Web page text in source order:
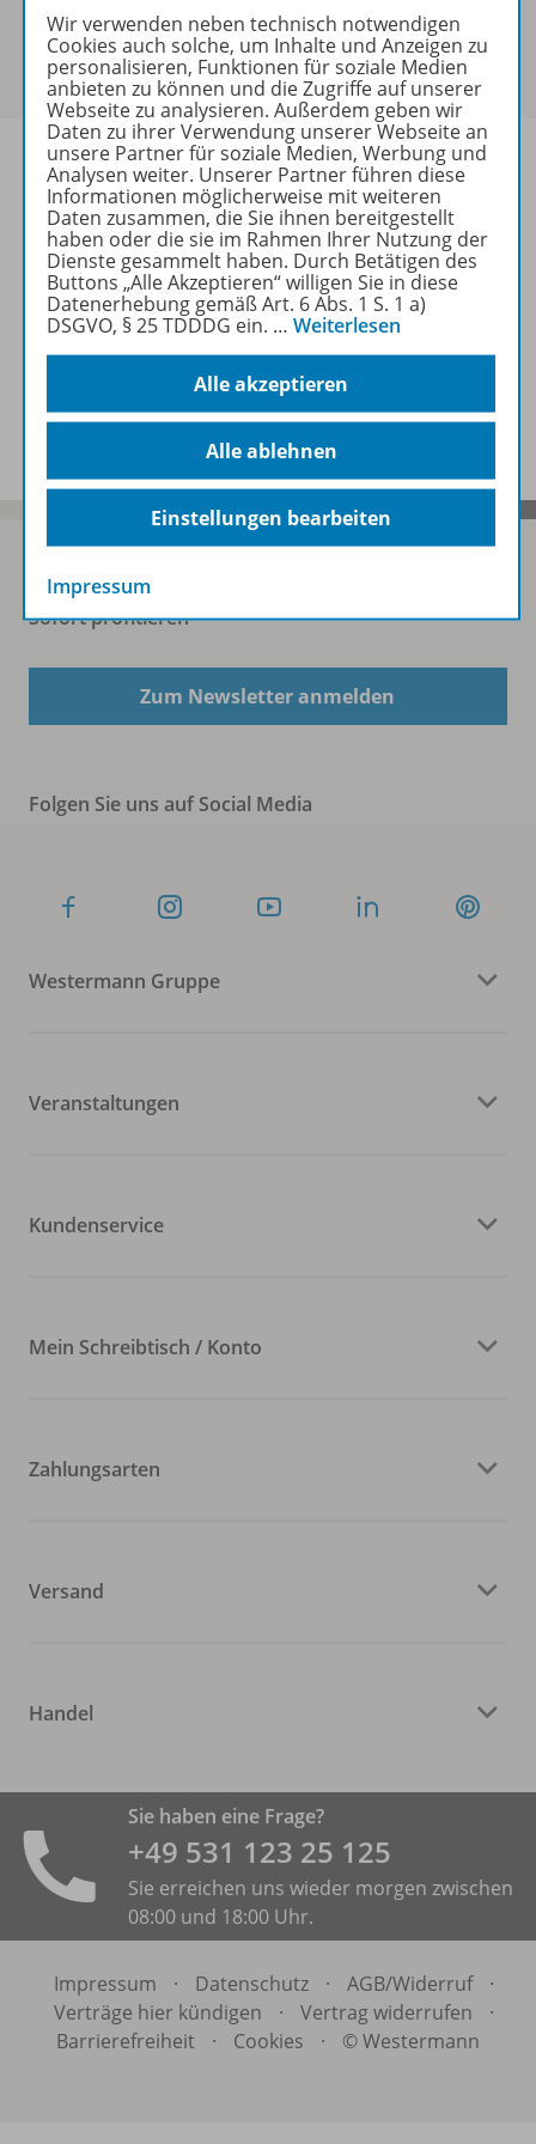
Sie haben ein passendesSpar-Paket?
Um den für Sie gültigen Preis zu sehen,melden Sie
sich bitte an.
Informationen
Weitere Inhalte der Ausgabe
Spar-Pakete
Sofort profitieren
Zum Newsletter anmelden
Folgen Sie uns auf Social Media
Westermann Gruppe
Veranstaltungen
Kundenservice
Mein Schreibtisch / Konto
Zahlungsarten
Versand
Handel
Sie haben eine Frage?
+49 531 ­123 25 125
Sie erreichen uns wieder morgen zwischen
08:00 und 18:00 Uhr.
Impressum · Datenschutz · AGB/Widerruf
·
Verträge hier kündigen
· Vertrag widerrufen
·
Barrierefreiheit
· Cookies · © Westermann
Wir verwenden neben technisch notwendigen
Cookies auch solche, um Inhalte und Anzeigen zu
personalisieren, Funktionen für soziale Medien
anbieten zu können und die Zugriffe auf unserer
Webseite zu analysieren. Außerdem geben wir
Daten zu ihrer Verwendung unserer Webseite an
unsere Partner für soziale Medien, Werbung und
Analysen weiter. Unserer Partner führen diese
Informationen möglicherweise mit weiteren
Daten zusammen, die Sie ihnen bereitgestellt
haben oder die sie im Rahmen Ihrer Nutzung der
Dienste gesammelt haben. Durch Betätigen des
Buttons „Alle Akzeptieren“ willigen Sie in diese
Datenerhebung gemäß Art. 6 Abs. 1 S. 1 a)
DSGVO, § 25 TDDDG ein. … Weiterlesen
Alle akzeptieren
Alle ablehnen
Einstellungen bearbeiten
Impressum